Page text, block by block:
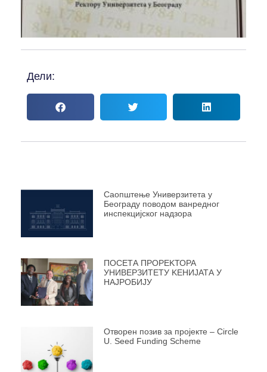
Дели:
Саопштење Универзитета у
Београду поводом ванредног
инспекцијског надзора
ПОСЕТА ПРОРЕKТОРА
УНИВЕРЗИТЕТУ KЕНИЈАТА У
НАЈРОБИЈУ
Отворен позив за пројекте – Circle
U. Seed Funding Scheme